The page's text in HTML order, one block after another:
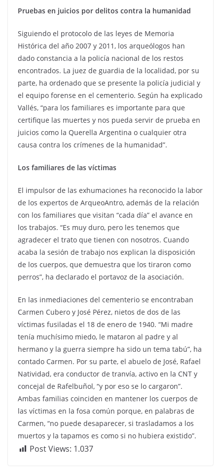
Pruebas en juicios por delitos contra la humanidad
Siguiendo el protocolo de las leyes de Memoria
Histórica del año 2007 y 2011, los arqueólogos han
dado constancia a la policía nacional de los restos
encontrados. La juez de guardia de la localidad, por su
parte, ha ordenado que se presente la policía judicial y
el equipo forense en el cementerio. Según ha explicado
Vallés, “para los familiares es importante para que
certifique las muertes y nos pueda servir de prueba en
juicios como la Querella Argentina o cualquier otra
causa contra los crímenes de la humanidad”.
Los familiares de las víctimas
El impulsor de las exhumaciones ha reconocido la labor
de los expertos de ArqueoAntro, además de la relación
con los familiares que visitan “cada día” el avance en
los trabajos. “Es muy duro, pero les tenemos que
agradecer el trato que tienen con nosotros. Cuando
acaba la sesión de trabajo nos explican la disposición
de los cuerpos, que demuestra que los tiraron como
perros”, ha declarado el portavoz de la asociación.
En las inmediaciones del cementerio se encontraban
Carmen Cubero y José Pérez, nietos de dos de las
víctimas fusiladas el 18 de enero de 1940. “Mi madre
tenía muchísimo miedo, le mataron al padre y al
hermano y la guerra siempre ha sido un tema tabú”, ha
contado Carmen. Por su parte, el abuelo de José, Rafael
Natividad, era conductor de tranvía, activo en la CNT y
concejal de Rafelbuñol, “y por eso se lo cargaron”.
Ambas familias coinciden en mantener los cuerpos de
las víctimas en la fosa común porque, en palabras de
Carmen, “no puede desaparecer, si trasladamos a los
muertos y la tapamos es como si no hubiera existido”.
Post Views: 1.037